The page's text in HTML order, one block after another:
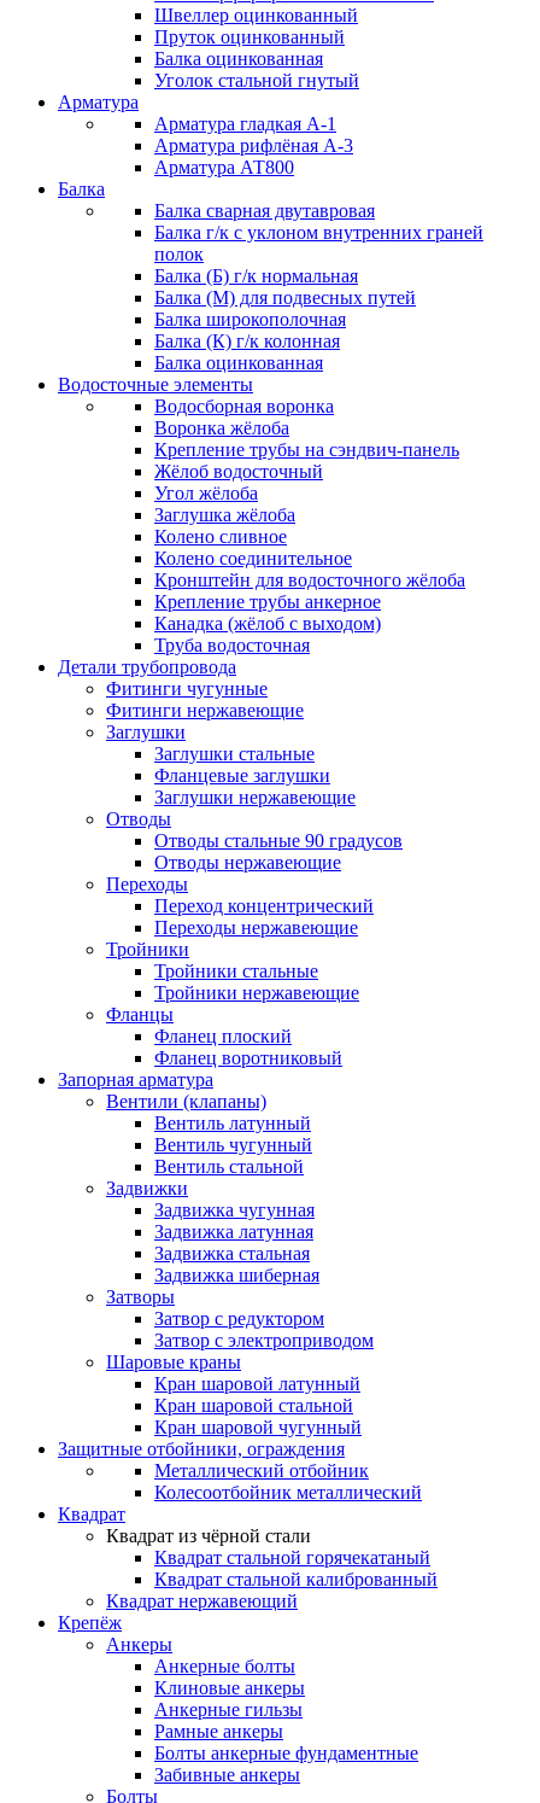
Швеллер оцинкованный
Пруток оцинкованный
Балка оцинкованная
Уголок стальной гнутый
Арматура
Арматура гладкая А-1
Арматура рифлёная А-3
Арматура АТ800
Балка
Балка сварная двутавровая
Балка г/к с уклоном внутренних граней
полок
Балка (Б) г/к нормальная
Балка (М) для подвесных путей
Балка широкополочная
Балка (К) г/к колонная
Балка оцинкованная
Водосточные элементы
Водосборная воронка
Воронка жёлоба
Крепление трубы на сэндвич-панель
Жёлоб водосточный
Угол жёлоба
Заглушка жёлоба
Колено сливное
Колено соединительное
Кронштейн для водосточного жёлоба
Крепление трубы анкерное
Канадка (жёлоб с выходом)
Труба водосточная
Детали трубопровода
Фитинги чугунные
Фитинги нержавеющие
Заглушки
Заглушки стальные
Фланцевые заглушки
Заглушки нержавеющие
Отводы
Отводы стальные 90 градусов
Отводы нержавеющие
Переходы
Переход концентрический
Переходы нержавеющие
Тройники
Тройники стальные
Тройники нержавеющие
Фланцы
Фланец плоский
Фланец воротниковый
Запорная арматура
Вентили (клапаны)
Вентиль латунный
Вентиль чугунный
Вентиль стальной
Задвижки
Задвижка чугунная
Задвижка латунная
Задвижка стальная
Задвижка шиберная
Затворы
Затвор с редуктором
Затвор с электроприводом
Шаровые краны
Кран шаровой латунный
Кран шаровой стальной
Кран шаровой чугунный
Защитные отбойники, ограждения
Металлический отбойник
Колесоотбойник металлический
Квадрат
Квадрат из чёрной стали
Квадрат стальной горячекатаный
Квадрат стальной калиброванный
Квадрат нержавеющий
Крепёж
Анкеры
Анкерные болты
Клиновые анкеры
Анкерные гильзы
Рамные анкеры
Болты анкерные фундаментные
Забивные анкеры
Болты